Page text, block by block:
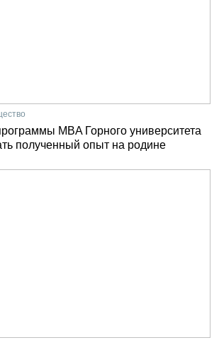
MBA Горного университета
полученный опыт на родине